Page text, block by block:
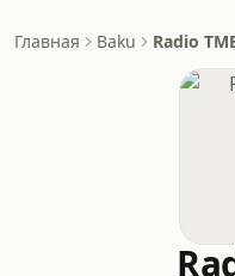
Главная Baku Radio